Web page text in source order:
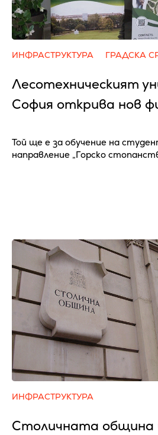
ИНФРАСТРУКТУРА ГРАДСКА
Лесотехническият
София открива нов
Той ще е за обучение на
направление „Горско
ИНФРАСТРУКТУРА
Столичната